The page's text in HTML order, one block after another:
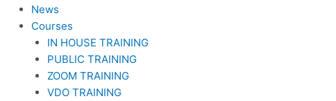
News
Courses
IN HOUSE TRAINING
PUBLIC TRAINING
ZOOM TRAINING
VDO TRAINING